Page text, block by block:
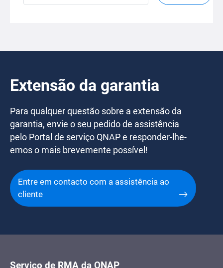
Extensão da garantia
Para qualquer questão sobre a extensão da
garantia, envie o seu pedido de assistência
pelo Portal de serviço QNAP e responder-lhe-
emos o mais brevemente possível!
Entre em contacto com a assistência ao
cliente
Serviço de RMA da QNAP